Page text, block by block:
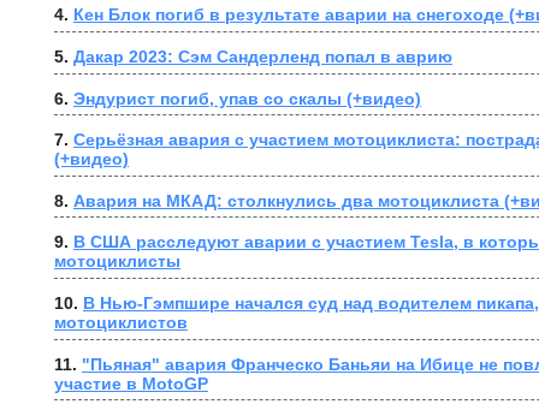
4. Кен Блок погиб в результате аварии на снегоходе
5. Дакар 2023: Сэм Сандерленд попал в аврию
6. Эндурист погиб, упав со скалы (+видео)
7. Серьёзная авария с участием мотоциклиста:
(+видео)
8. Авария на МКАД: столкнулись два мотоциклиста
9. В США расследуют аварии с участием Tesla, в
мотоциклисты
10. В Нью-Гэмпшире начался суд над водителем
мотоциклистов
11. "Пьяная" авария Франческо Баньяи на Ибице не
участие в MotoGP